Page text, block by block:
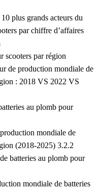
plus grands acteurs du
par chiffre d’affaires
scooters par région
de production mondiale de
: 2018 VS 2022 VS
au plomb pour
mondiale de
(2018-2025) 3.2.2
batteries au plomb pour
mondiale de batteries